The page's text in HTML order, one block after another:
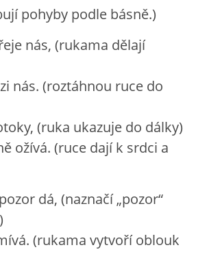
22. BŘEZEN
A ZELENINOVÉ MLSÁNÍ
pohyby podle básně.)
nás, (rukama dělají
nás. (roztáhnou ruce do
(ruka ukazuje do dálky)
ožívá. (ruce dají k srdci a
dá, (naznačí „pozor“
(rukama vytvoří oblouk